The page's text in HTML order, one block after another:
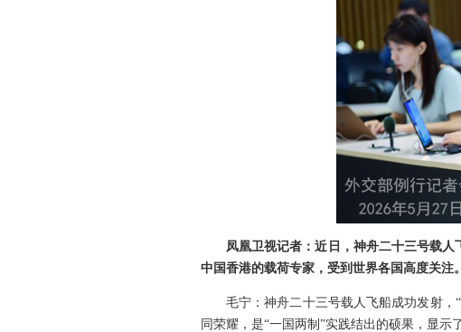
凤凰卫视记者：近日，神舟二十三号载
中国香港的载荷专家，受到世界各国高度关注
毛宁：神舟二十三号载人飞船成功发射
同荣耀，是“一国两制”实践结出的硕果，显示